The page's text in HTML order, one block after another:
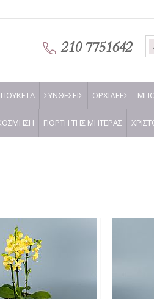
210 7751642
ΣΥΝΘΕΣΕΙΣ ΟΡΧΙΔΕΕΣ
ΓΙΟΡΤΗ ΤΗΣ ΜΗΤΕΡΑΣ